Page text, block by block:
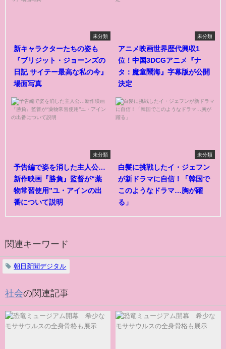
未分類
新キャラクターたちの姿も
『ブリジット・ジョーンズの
日記 サイテー最高な私の今』
場面写真
未分類
アニメ映画世界歴代興収1
位！中国3DCGアニメ『ナ
タ：魔童鬧海』字幕版が公開
決定
未分類
予告編で姿を消した主人公…
新作映画『勝負』監督が“薬
物常習使用”ユ・アインの出
番について説明
未分類
白髪に挑戦したイ・ジェフン
が新ドラマに自信！「韓国で
このようなドラマ…胸が躍
る」
関連キーワード
朝日新聞デジタル
社会の関連記事